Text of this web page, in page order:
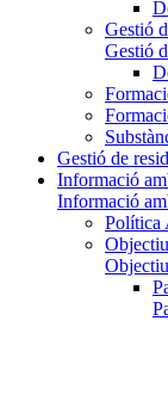
Gestió
Gestió
Gestió de
Informació
Informació
Política